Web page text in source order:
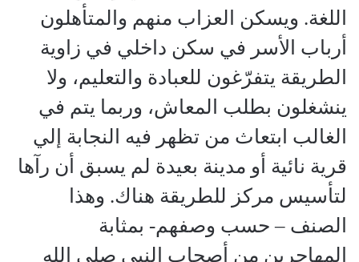
اللغة. ويسكن العزاب منهم والمتأهلون
أرباب الأسر في سكن داخلي في زاوية
الطريقة يتفرّغون للعبادة والتعليم، ولا
ينشغلون بطلب المعاش، وربما يتم في
الغالب ابتعاث من تظهر فيه النجابة إلي
قرية نائية أو مدينة بعيدة لم يسبق أن رآها
لتأسيس مركز للطريقة هناك. وهذا
الصنف – حسب وصفهم- بمثابة
المهاجرين من أصحاب النبي صلي الله